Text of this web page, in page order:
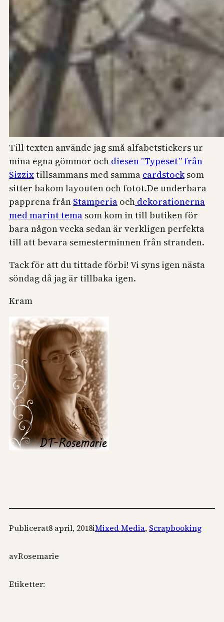
Till texten använde jag små alfabetstickers ur
mina egna gömmor och diesen ”Typeset” från
Sizzixtillsammans med samma cardstocksom
sitter bakom layouten och fotot.De underbara
papprena från Stamperia och dekorationerna
med marint tema som kom in till butiken för
bara någon vecka sedan är verkligen perfekta
till att bevara semesterminnen från stranden.
Tack för att du tittade förbi! Vi syns igen nästa
söndag då jag är tillbaka igen.
Kram
Publicerat8 april, 2018iMixed Media, Scrapbooking
avRosemarie
Etiketter: